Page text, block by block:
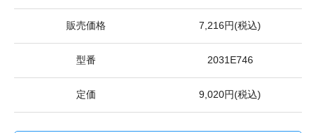
販売価格 7,216円(税込)
型番 2031E746
定価 9,020円(税込)